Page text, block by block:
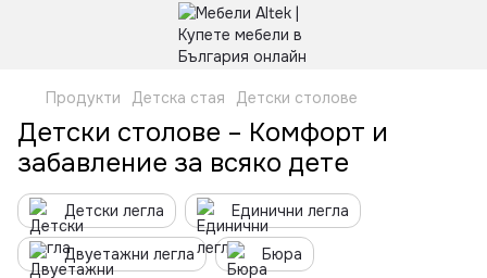
Продукти Детска стая Детски столове
Детски столове – Комфорт и
забавление за всяко дете
Детски легла Единични легла
Двуетажни легла Бюра